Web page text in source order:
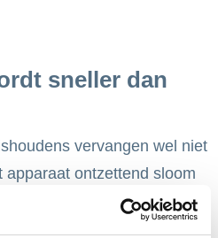
sneller dan
vervangen wel niet
apparaat ontzettend sloom
veel vaker dan u denkt.